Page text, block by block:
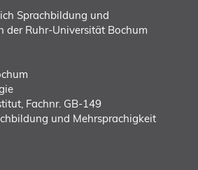
Sprachbildung und
der Ruhr-Universität Bochum
Fachnr. GB-149
und Mehrsprachigkeit